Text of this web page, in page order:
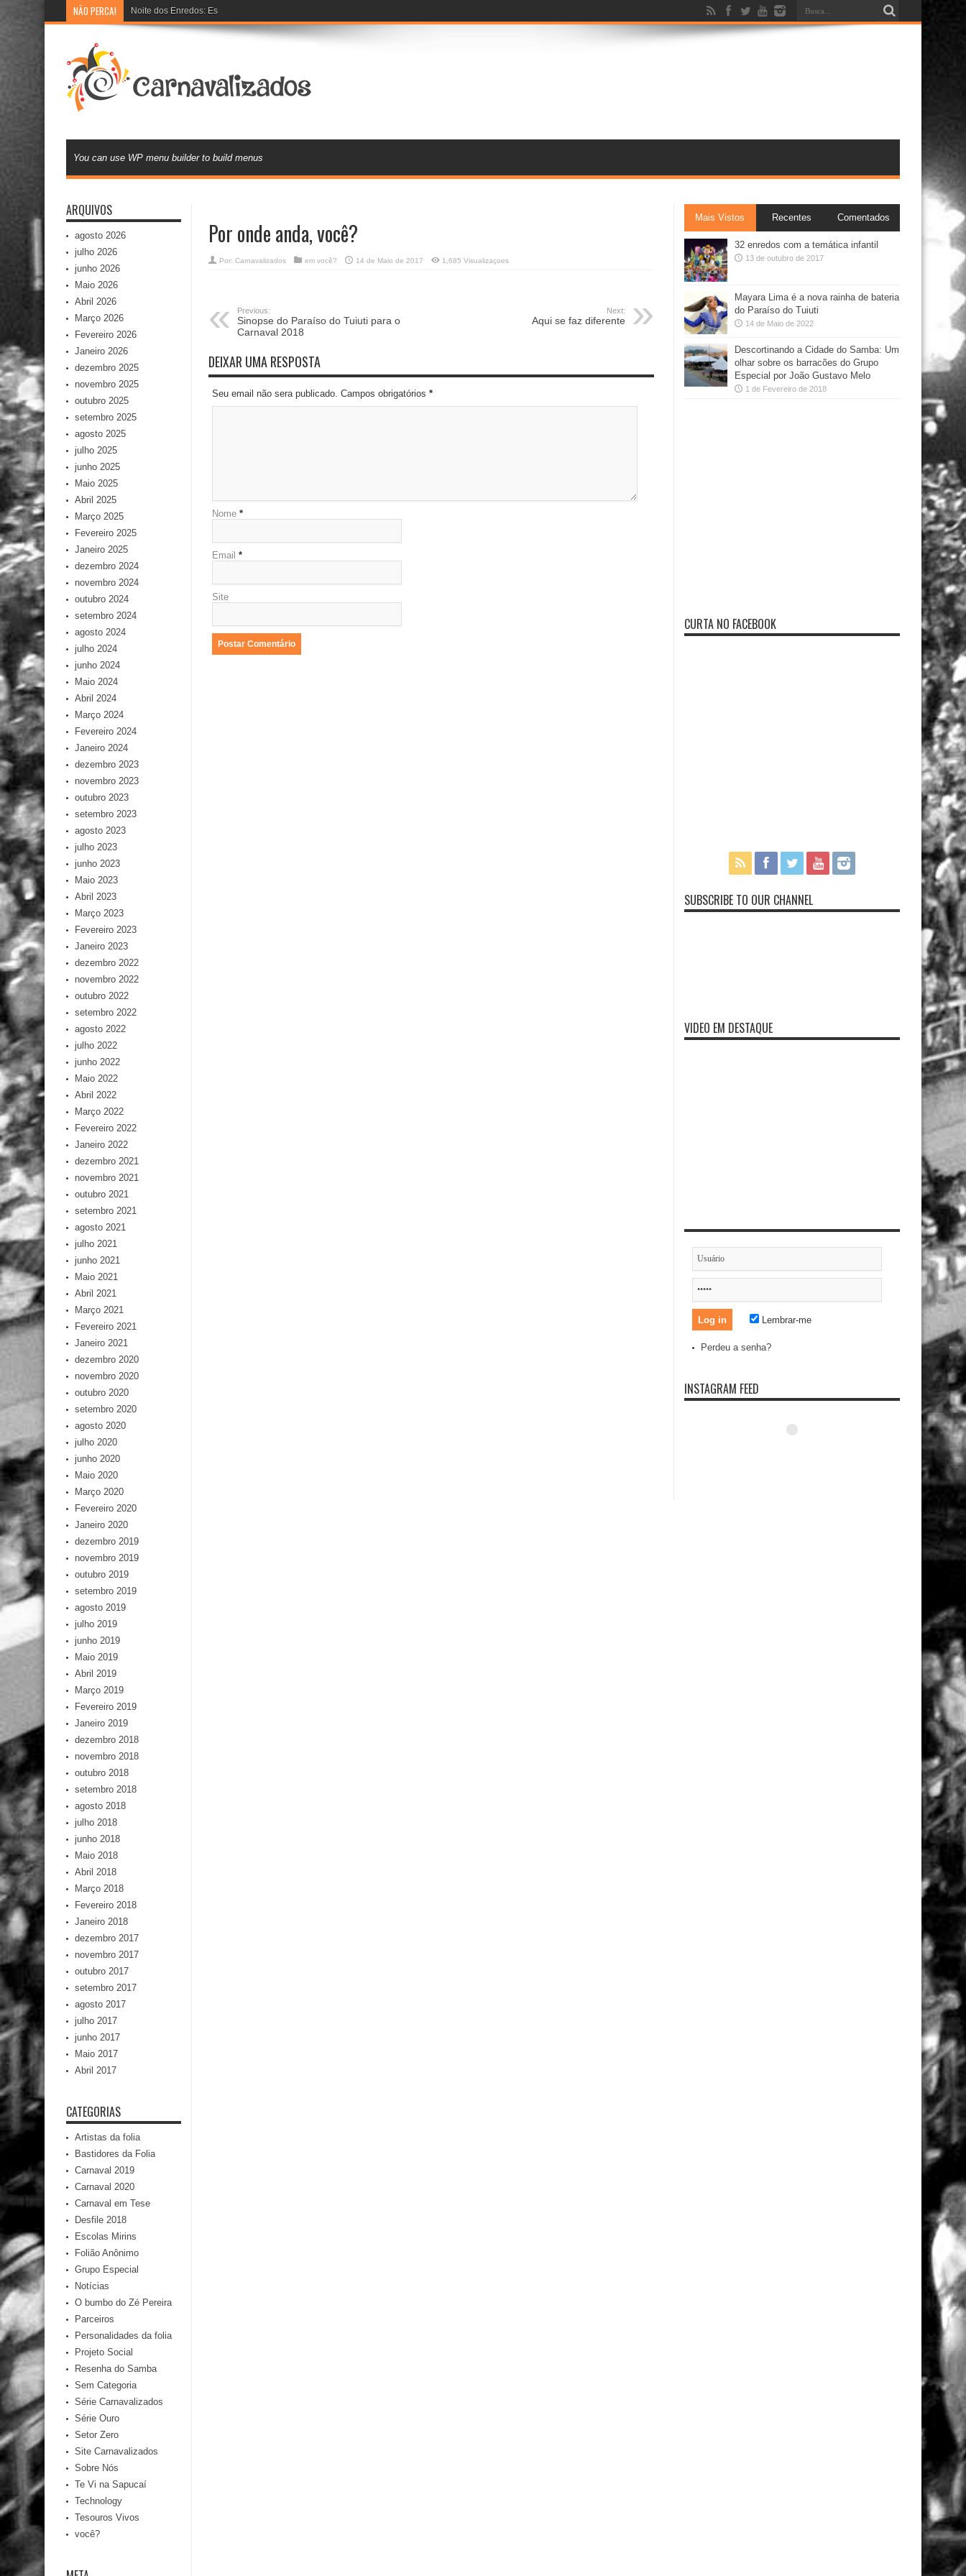
NÃO PERCA! Noite dos Enredos: Escolas de samba preparam prévia imer
You can use WP menu builder to build menus
Por onde anda, você?
Por: Carnavalizados em você? 14 de Maio de 2017 1,685 Visualizaçoes
Previous:
Sinopse do Paraíso do Tuiuti para o
Carnaval 2018
Next:
Aqui se faz diferente
DEIXAR UMA RESPOSTA
Seu email não sera publicado. Campos obrigatórios *
Nome *
Email *
Site
ARQUIVOS
agosto 2026
julho 2026
junho 2026
Maio 2026
Abril 2026
Março 2026
Fevereiro 2026
Janeiro 2026
dezembro 2025
novembro 2025
outubro 2025
setembro 2025
agosto 2025
julho 2025
junho 2025
Maio 2025
Abril 2025
Março 2025
Fevereiro 2025
Janeiro 2025
dezembro 2024
novembro 2024
outubro 2024
setembro 2024
agosto 2024
julho 2024
junho 2024
Maio 2024
Abril 2024
Março 2024
Fevereiro 2024
Janeiro 2024
dezembro 2023
novembro 2023
outubro 2023
setembro 2023
agosto 2023
julho 2023
junho 2023
Maio 2023
Abril 2023
Março 2023
Fevereiro 2023
Janeiro 2023
dezembro 2022
novembro 2022
outubro 2022
setembro 2022
agosto 2022
julho 2022
junho 2022
Maio 2022
Abril 2022
Março 2022
Fevereiro 2022
Janeiro 2022
dezembro 2021
novembro 2021
outubro 2021
setembro 2021
agosto 2021
julho 2021
junho 2021
Maio 2021
Abril 2021
Março 2021
Fevereiro 2021
Janeiro 2021
dezembro 2020
novembro 2020
outubro 2020
setembro 2020
agosto 2020
julho 2020
junho 2020
Maio 2020
Março 2020
Fevereiro 2020
Janeiro 2020
dezembro 2019
novembro 2019
outubro 2019
setembro 2019
agosto 2019
julho 2019
junho 2019
Maio 2019
Abril 2019
Março 2019
Fevereiro 2019
Janeiro 2019
dezembro 2018
novembro 2018
outubro 2018
setembro 2018
agosto 2018
julho 2018
junho 2018
Maio 2018
Abril 2018
Março 2018
Fevereiro 2018
Janeiro 2018
dezembro 2017
novembro 2017
outubro 2017
setembro 2017
agosto 2017
julho 2017
junho 2017
Maio 2017
Abril 2017
CATEGORIAS
Artistas da folia
Bastidores da Folia
Carnaval 2019
Carnaval 2020
Carnaval em Tese
Desfile 2018
Escolas Mirins
Folião Anônimo
Grupo Especial
Notícias
O bumbo do Zé Pereira
Parceiros
Personalidades da folia
Projeto Social
Resenha do Samba
Sem Categoria
Série Carnavalizados
Série Ouro
Setor Zero
Site Carnavalizados
Sobre Nós
Te Vi na Sapucaí
Technology
Tesouros Vivos
você?
Mais Vistos Recentes Comentados
32 enredos com a temática infantil
13 de outubro de 2017
Mayara Lima é a nova rainha de bateria
do Paraíso do Tuiuti
14 de Maio de 2022
Descortinando a Cidade do Samba: Um
olhar sobre os barracões do Grupo
Especial por João Gustavo Melo
1 de Fevereiro de 2018
CURTA NO FACEBOOK
SUBSCRIBE TO OUR CHANNEL
VIDEO EM DESTAQUE
Lembrar-me
Perdeu a senha?
INSTAGRAM FEED